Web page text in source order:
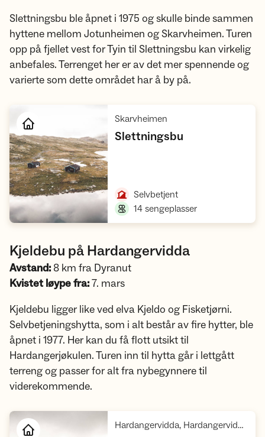
Slettningsbu ble åpnet i 1975 og skulle binde sammen
hyttene mellom Jotunheimen og Skarvheimen. Turen
opp på fjellet vest for Tyin til Slettningsbu kan virkelig
anbefales. Terrenget her er av det mer spennende og
varierte som dette området har å by på.
Skarvheimen
Slettningsbu
Selvbetjent,
14 sengeplasser,
Kjeldebu på Hardangervidda
Avstand: 8 km fra Dyranut
Kvistet løype fra:7. mars
Kjeldebu ligger like ved elva Kjeldo og Fisketjørni.
Selvbetjeningshytta, som i alt består av fire hytter, ble
åpnet i 1977. Her kan du få flott utsikt til
Hardangerjøkulen. Turen inn til hytta går i lettgått
terreng og passer for alt fra nybegynnere til
viderekommende.
Hardangervidda, Hardangervidda villreinområde 1